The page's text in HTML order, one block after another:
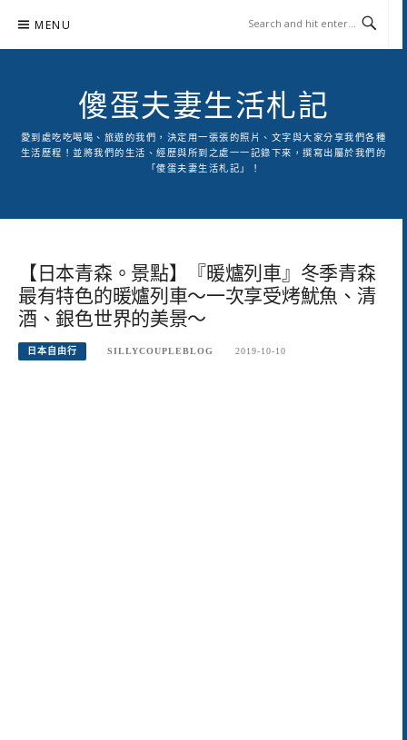
content
MENU
傻蛋夫妻生活札記
愛到處吃吃喝喝、旅遊的我們，決定用一張張的照片、文字與大家分享我們各種
生活歷程！並將我們的生活、經歷與所到之處一一記錄下來，撰寫出屬於我們的
「傻蛋夫妻生活札記」！
【日本青森。景點】『暖爐列車』冬季青森
最有特色的暖爐列車～一次享受烤魷魚、清
酒、銀色世界的美景～
日本自由行 SILLYCOUPLEBLOG 2019-10-10